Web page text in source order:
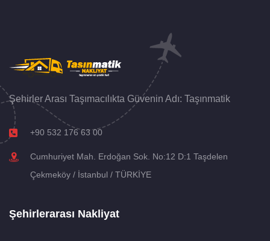
Şehirler Arası Taşımacılıkta Güvenin Adı: Taşınmatik
+90 532 176 63 00
Cumhuriyet Mah. Erdoğan Sok. No:12 D:1 Taşdelen
Çekmeköy / İstanbul / TÜRKİYE
Şehirlerarası Nakliyat